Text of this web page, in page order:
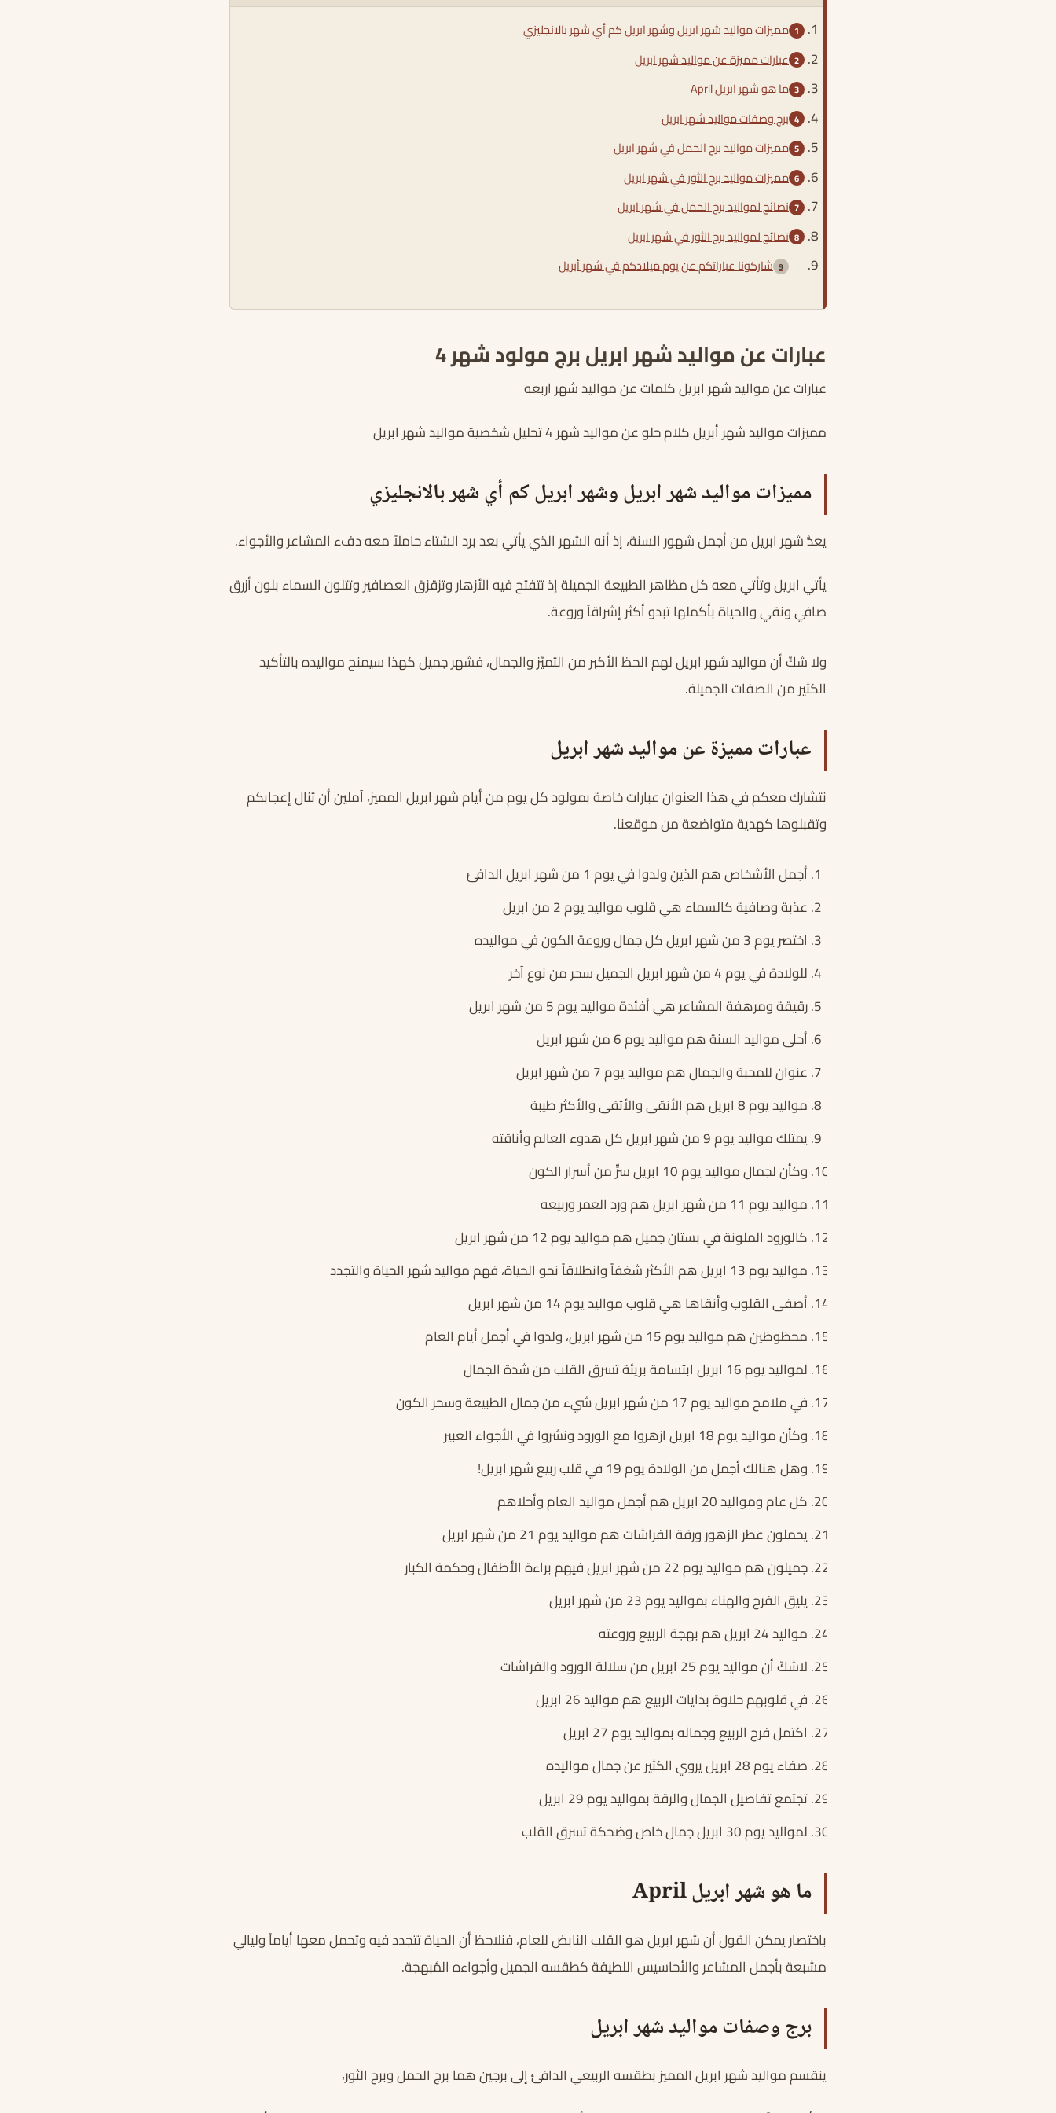
مميزات مواليد شهر ابريل وشهر ابريل كم أي شهر بالانجليزي
عبارات مميزة عن مواليد شهر ابريل
ما هو شهر ابريل April
برج وصفات مواليد شهر ابريل
مميزات مواليد برج الحمل في شهر ابريل
مميزات مواليد برج الثور في شهر ابريل
نصائح لمواليد برج الحمل في شهر ابريل
نصائح لمواليد برج الثور في شهر ابريل
شاركونا عباراتكم عن يوم ميلادكم في شهر أبريل
عبارات عن مواليد شهر ابريل برج مولود شهر 4
عبارات عن مواليد شهر ابريل كلمات عن مواليد شهر اربعه
مميزات مواليد شهر أبريل كلام حلو عن مواليد شهر 4 تحليل شخصية مواليد شهر ابريل
مميزات مواليد شهر ابريل وشهر ابريل كم أي شهر بالانجليزي
يعدُّ شهر ابريل من أجمل شهور السنة، إذ أنه الشهر الذي يأتي بعد برد الشتاء حاملاً معه دفء المشاعر والأجواء.
يأتي ابريل وتأتي معه كل مظاهر الطبيعة الجميلة إذ تتفتح فيه الأزهار وتزقزق العصافير وتتلون السماء بلون أزرق
صافي ونقي والحياة بأكملها تبدو أكثر إشراقاً وروعة.
ولا شكّ أن مواليد شهر ابريل لهم الحظ الأكبر من التميّز والجمال، فشهر جميل كهذا سيمنح مواليده بالتأكيد
الكثير من الصفات الجميلة.
عبارات مميزة عن مواليد شهر ابريل
نتشارك معكم في هذا العنوان عبارات خاصة بمولود كل يوم من أيام شهر ابريل المميز، آملين أن تنال إعجابكم
وتقبلوها كهدية متواضعة من موقعنا.
أجمل الأشخاص هم الذين ولدوا في يوم 1 من شهر ابريل الدافئ
عذبة وصافية كالسماء هي قلوب مواليد يوم 2 من ابريل
اختصر يوم 3 من شهر ابريل كل جمال وروعة الكون في مواليده
للولادة في يوم 4 من شهر ابريل الجميل سحر من نوع آخر
رقيقة ومرهفة المشاعر هي أفئدة مواليد يوم 5 من شهر ابريل
أحلى مواليد السنة هم مواليد يوم 6 من شهر ابريل
عنوان للمحبة والجمال هم مواليد يوم 7 من شهر ابريل
مواليد يوم 8 ابريل هم الأنقى والأتقى والأكثر طيبة
يمتلك مواليد يوم 9 من شهر ابريل كل هدوء العالم وأناقته
وكأن لجمال مواليد يوم 10 ابريل سرٌّ من أسرار الكون
مواليد يوم 11 من شهر ابريل هم ورد العمر وربيعه
كالورود الملونة في بستان جميل هم مواليد يوم 12 من شهر ابريل
مواليد يوم 13 ابريل هم الأكثر شغفاً وانطلاقاً نحو الحياة، فهم مواليد شهر الحياة والتجدد
أصفى القلوب وأنقاها هي قلوب مواليد يوم 14 من شهر ابريل
محظوظين هم مواليد يوم 15 من شهر ابريل، ولدوا في أجمل أيام العام
لمواليد يوم 16 ابريل ابتسامة بريئة تسرق القلب من شدة الجمال
في ملامح مواليد يوم 17 من شهر ابريل شيء من جمال الطبيعة وسحر الكون
وكأن مواليد يوم 18 ابريل ازهروا مع الورود ونشروا في الأجواء العبير
وهل هنالك أجمل من الولادة يوم 19 في قلب ربيع شهر ابريل!
كل عام ومواليد 20 ابريل هم أجمل مواليد العام وأحلاهم
يحملون عطر الزهور ورقة الفراشات هم مواليد يوم 21 من شهر ابريل
جميلون هم مواليد يوم 22 من شهر ابريل فيهم براءة الأطفال وحكمة الكبار
يليق الفرح والهناء بمواليد يوم 23 من شهر ابريل
مواليد 24 ابريل هم بهجة الربيع وروعته
لاشكّ أن مواليد يوم 25 ابريل من سلالة الورود والفراشات
في قلوبهم حلاوة بدايات الربيع هم مواليد 26 ابريل
اكتمل فرح الربيع وجماله بمواليد يوم 27 ابريل
صفاء يوم 28 ابريل يروي الكثير عن جمال مواليده
تجتمع تفاصيل الجمال والرقة بمواليد يوم 29 ابريل
لمواليد يوم 30 ابريل جمال خاص وضحكة تسرق القلب
ما هو شهر ابريل April
باختصار يمكن القول أن شهر ابريل هو القلب النابض للعام، فنلاحظ أن الحياة تتجدد فيه وتحمل معها أياماً وليالي
مشبعة بأجمل المشاعر والأحاسيس اللطيفة كطقسه الجميل وأجواءه المُبهجة.
برج وصفات مواليد شهر ابريل
ينقسم مواليد شهر ابريل المميز بطقسه الربيعي الدافئ إلى برجين هما برج الحمل وبرج الثور،